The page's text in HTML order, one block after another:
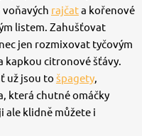
voňavých rajčata kořenové
listem. Zahušťovat
jen rozmixovat tyčovým
kapkou citronové šťávy.
už jsou to špagety,
která chutné omáčky
ale klidně můžete i